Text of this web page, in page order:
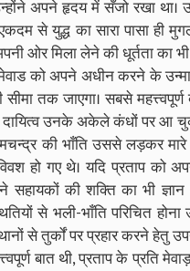
अपने हृदय में सँजो रखा था।
से युद्ध का सारा पासा ही
ओर मिला लेने की धूर्तता का भी
मेवाड को अपने अधीन करने के
सीमा तक जाएगा। सबसे
उनके अकेले कंधों पर आ
की भाँति उससे लड़कर
हो गए थे। यदि प्रताप को
सहायकों की शक्ति का भी
से भली-भाँति परिचित
से तुर्कों पर प्रहार करने हेतु
बात थी, प्रताप के प्रति